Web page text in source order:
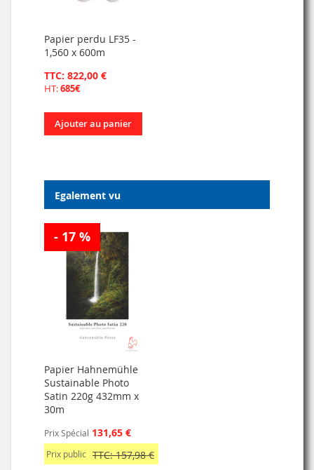
Papier perdu LF35 -
1,560 x 600m
TTC: 822,00 €
HT:685€
Ajouter au panier
Egalement vu
- 17 %
Papier Hahnemühle
Sustainable Photo
Satin 220g 432mm x
30m
Prix Spécial 131,65 €
Prix public TTC: 157,98 €